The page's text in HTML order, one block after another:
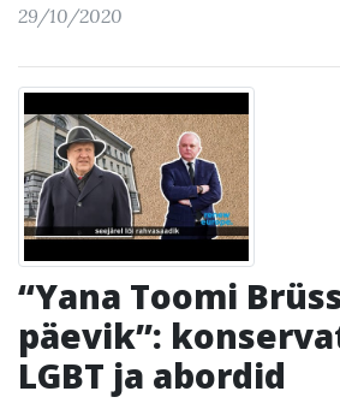
29/10/2020
“Yana Toomi
päevik”:
LGBT ja abordid